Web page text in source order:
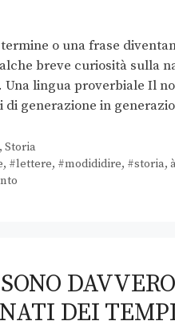
o una frase
breve curiosità sulla
Una lingua proverbiale Il
di generazione in
, Storia
, #lettere, #modididire, #storia,
DEI